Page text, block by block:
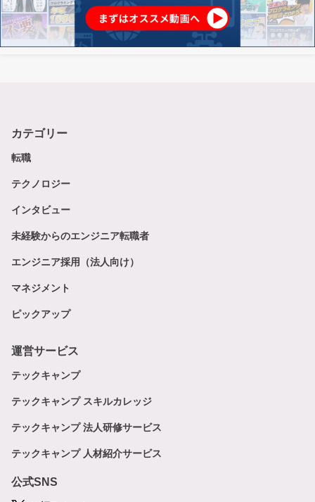
カテゴリー
転職
テクノロジー
インタビュー
未経験からのエンジニア転職者
エンジニア採用（法人向け）
マネジメント
ピックアップ
運営サービス
テックキャンプ
テックキャンプ スキルカレッジ
テックキャンプ 法人研修サービス
テックキャンプ 人材紹介サービス
公式SNS